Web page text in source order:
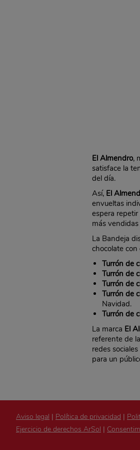
El Almendro,
satisface la
del día.
Así, El
envueltas
espera
más
La Bandeja
chocolate
Turrón de
Turrón de
Turrón de
Turrón de
Navidad.
Turrón de
La marca El
referente de
redes
para un
Aviso legal | Política de privacidad |
Ejercicio de derechos ArSol |